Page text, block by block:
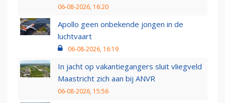
06-08-2026, 16:20
Apollo geen onbekende jongen in de
luchtvaart
06-08-2026, 16:19
In jacht op vakantiegangers sluit vliegveld
Maastricht zich aan bij ANVR
06-08-2026, 15:56